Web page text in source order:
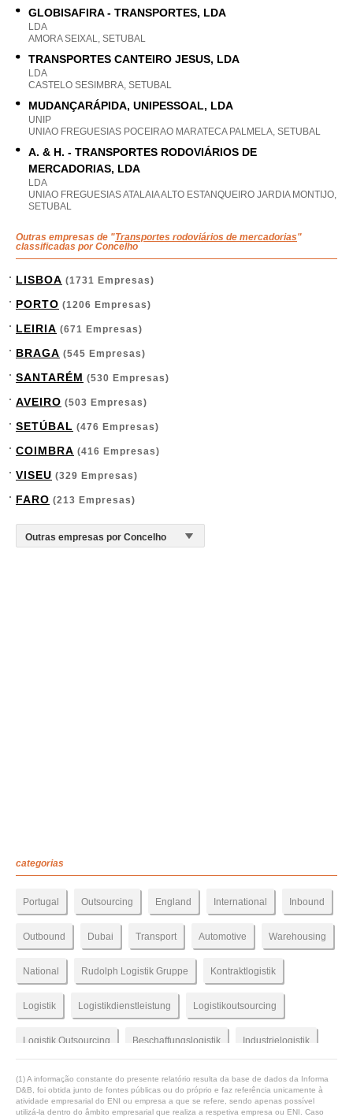
GLOBISAFIRA - TRANSPORTES, LDA
LDA
AMORA SEIXAL, SETUBAL
TRANSPORTES CANTEIRO JESUS, LDA
LDA
CASTELO SESIMBRA, SETUBAL
MUDANÇARÁPIDA, UNIPESSOAL, LDA
UNIP
UNIAO FREGUESIAS POCEIRAO MARATECA PALMELA, SETUBAL
A. & H. - TRANSPORTES RODOVIÁRIOS DE
MERCADORIAS, LDA
LDA
UNIAO FREGUESIAS ATALAIA ALTO ESTANQUEIRO JARDIA MONTIJO,
SETUBAL
Outras empresas de "Transportes rodoviários de mercadorias"
classificadas por Concelho
LISBOA (1731 Empresas)
PORTO (1206 Empresas)
LEIRIA (671 Empresas)
BRAGA (545 Empresas)
SANTARÉM (530 Empresas)
AVEIRO (503 Empresas)
SETÚBAL (476 Empresas)
COIMBRA (416 Empresas)
VISEU (329 Empresas)
FARO (213 Empresas)
categorias
Portugal Outsourcing England International Inbound
Outbound Dubai Transport Automotive Warehousing
National Rudolph Logistik Gruppe Kontraktlogistik
Logistik Logistikdienstleistung Logistikoutsourcing
Logistik Outsourcing Beschaffungslogistik Industrielogistik
Produktionslogistik Fulfillment Lkw Spedition
Markenartikel Konsumguterlogistik Picktolight
(1) A informação constante do presente relatório resulta da base de dados da Informa
D&B, foi obtida junto de fontes públicas ou do próprio e faz referência unicamente à
atividade empresarial do ENI ou empresa a que se refere, sendo apenas possível
utilizá-la dentro do âmbito empresarial que realiza a respetiva empresa ou ENI. Caso